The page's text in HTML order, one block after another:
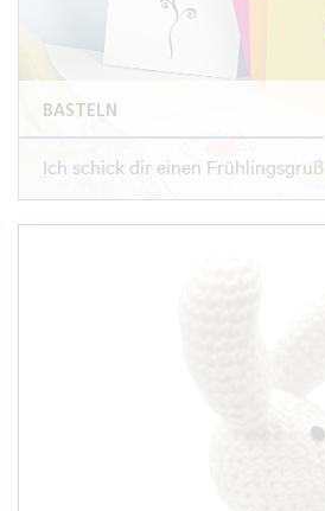
BASTELN
Ich schick dir einen Frühlingsgruß